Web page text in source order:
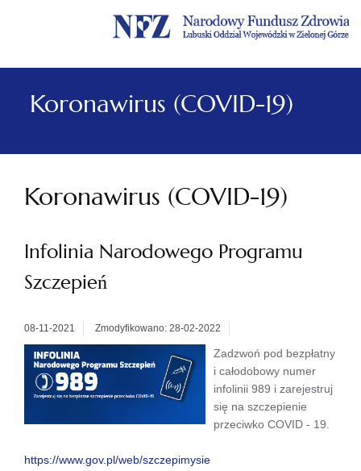
Menu
główne
Menu
lewe
Treść
główna
Szukaj
w
serwisie
Stopka
Koronawirus (COVID-19)
Koronawirus (COVID-19)
Infolinia Narodowego Programu
Szczepień
08-11-2021 Zmodyfikowano: 28-02-2022
Zadzwoń pod bezpłatny
i całodobowy numer
infolinii 989 i zarejestruj
się na szczepienie
przeciwko COVID - 19.
https://www.gov.pl/web/szczepimysie